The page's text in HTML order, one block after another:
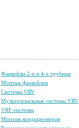
Фанкойлы 2-х и 4-х трубные
Монтаж фанкойлов
Системы VRV
Мультизональные системы VRV
VRF-системы
Монтаж кондиционеров